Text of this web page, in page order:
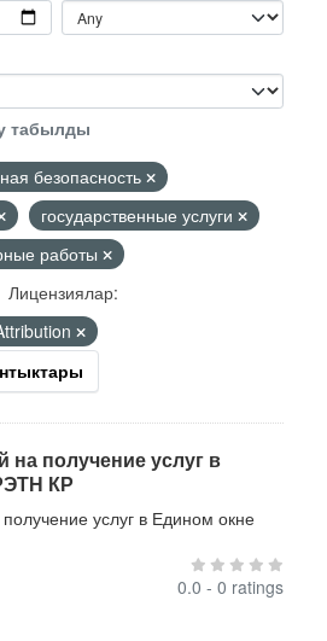
табылды
безопасность
государственные услуги
работы
Лицензиялар:
получение услуг в
КР
услуг в Едином окне
0.0 - 0 ratings